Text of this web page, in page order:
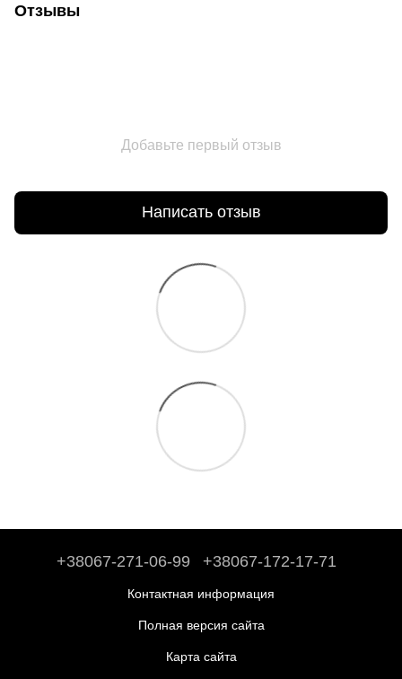
Отзывы
Добавьте первый отзыв
Написать отзыв
+38067-271-06-99 +38067-172-17-71
Контактная информация
Полная версия сайта
Карта сайта